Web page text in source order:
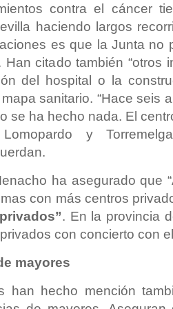
contra el cáncer
haciendo largos
es que la Junta no
citado también “otros
del hospital o la
sanitario. “Hace seis
se ha hecho nada. El
y
ha asegurado que
con más centros
. En la provincia
con concierto con
mayores
han hecho mención